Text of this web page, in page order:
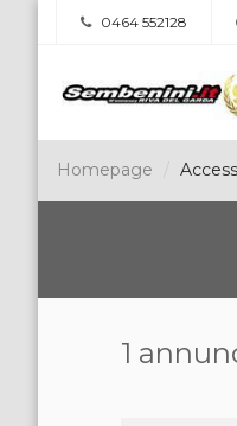
0464 552128
Homepage
1